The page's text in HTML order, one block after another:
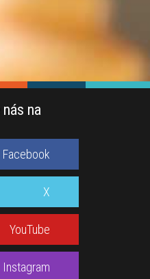
na
Facebook
X
YouTube
Instagram